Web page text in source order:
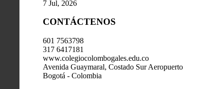
7 Jul, 2026
CONTÁCTENOS
601 7563798
317 6417181
www.colegiocolombogales.edu.co
Avenida Guaymaral, Costado Sur Aeropuerto
Bogotá - Colombia